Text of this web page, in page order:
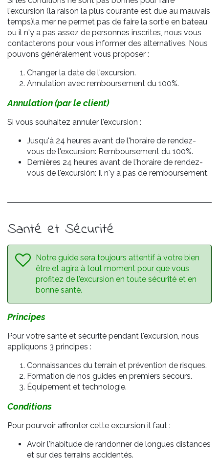
l'excursion (la raison la plus courante est due au mauvais
temps)la mer ne permet pas de faire la sortie en bateau
ou il n'y a pas assez de personnes inscrites, nous vous
contacterons pour vous informer des alternatives. Nous
pouvons généralement vous proposer :
Changer la date de l'excursion.
Annulation avec remboursement du 100%.
Annulation (par le client)
Si vous souhaitez annuler l'excursion :
Jusqu'à 24 heures avant de l'horaire de rendez-
vous de l'excursion: Remboursement du 100%.
Dernières 24 heures avant de l'horaire de rendez-
vous de l'excursión: Il n'y a pas de remboursement.
Santé et Sécurité
Notre guide sera toujours attentif à votre bien
être et agira à tout moment pour que vous
profitez de l'excursion en toute sécurité et en
bonne santé.
Principes
Pour votre santé et sécurité pendant l'excursion, nous
appliquons 3 principes :
Connaissances du terrain et prévention de risques.
Formation de nos guides en premiers secours.
Équipement et technologie.
Conditions
Pour pourvoir affronter cette excursion il faut :
Avoir l'habitude de randonner de longues distances
et sur des terrains accidentés.